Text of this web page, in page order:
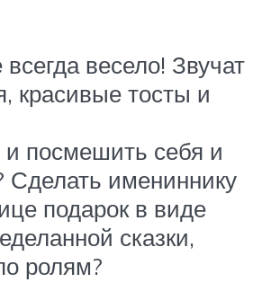
весело! Звучат
красивые тосты и
посмешить себя и
Сделать имениннику
подарок в виде
сказки,
ролям?